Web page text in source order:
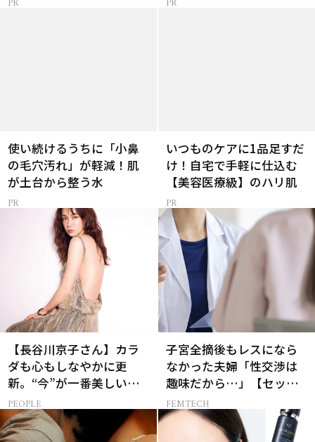
使い続けるうちに「小鼻
の毛穴汚れ」が軽減！肌
が土台から整う水
いつものケアに1品足すだ
け！自宅で手軽に仕込む
【美容医療級】のハリ肌
【長谷川京子さん】カラ
ダも心もしなやかに更
新。“今”が一番美しい
［特別画像集］
PEOPLE
子宮全摘後もレスになら
なかった夫婦「性交渉は
趣味だから…」【セック
スレス AND THE CITY -女
たちの告白-】
FEMTECH